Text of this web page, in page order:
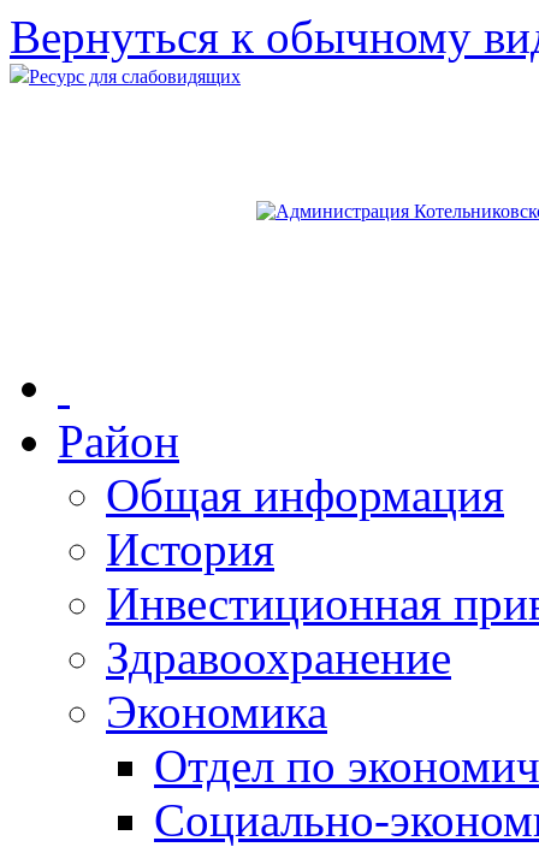
Вернуться к обычному
Ресурс для слабовидящих
Район
Общая информация
История
Инвестиционная
Здравоохранение
Экономика
Отдел по
Социально-